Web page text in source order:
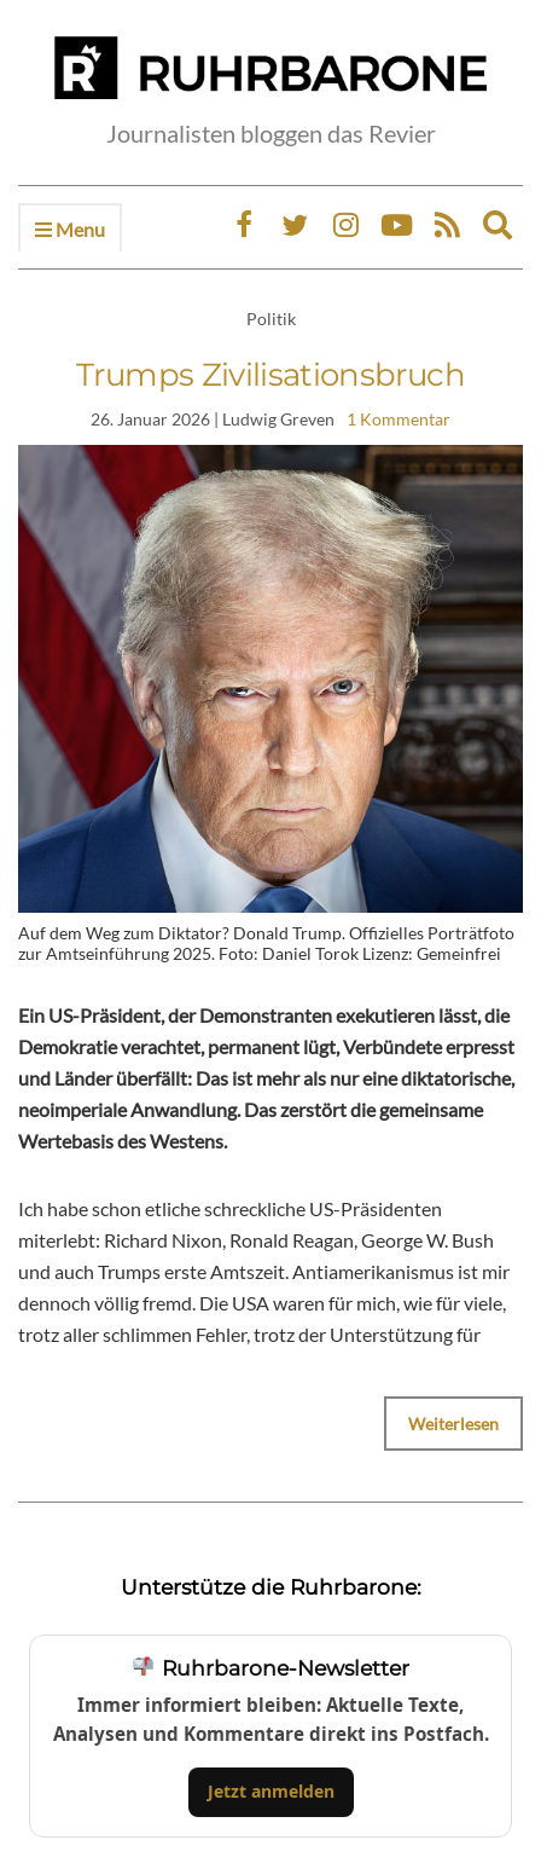
Journalisten bloggen das Revier
Menu
Politik
Trumps Zivilisationsbruch
26. Januar 2026 | Ludwig Greven 1 Kommentar
Auf dem Weg zum Diktator? Donald Trump. Offizielles Porträtfoto
zur Amtseinführung 2025. Foto: Daniel Torok Lizenz: Gemeinfrei
Ein US-Präsident, der Demonstranten exekutieren lässt, die
Demokratie verachtet, permanent lügt, Verbündete erpresst
und Länder überfällt: Das ist mehr als nur eine diktatorische,
neoimperiale Anwandlung. Das zerstört die gemeinsame
Wertebasis des Westens.
Ich habe schon etliche schreckliche US-Präsidenten
miterlebt: Richard Nixon, Ronald Reagan, George W. Bush
und auch Trumps erste Amtszeit. Antiamerikanismus ist mir
dennoch völlig fremd. Die USA waren für mich, wie für viele,
trotz aller schlimmen Fehler, trotz der Unterstützung für
Weiterlesen
Unterstütze die Ruhrbarone:
Ruhrbarone-Newsletter
Immer informiert bleiben: Aktuelle Texte,
Analysen und Kommentare direkt ins Postfach.
Jetzt anmelden